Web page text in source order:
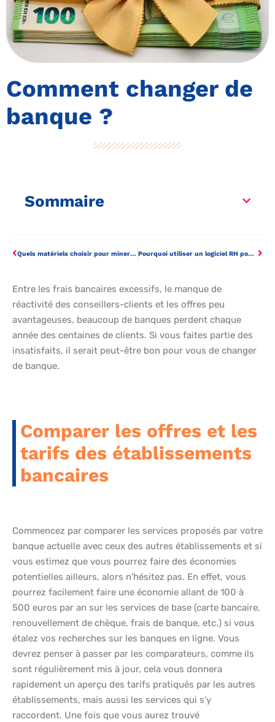
Comment changer de
banque ?
Sommaire
Quels matériels choisir pour miner les cryptomonnaies ? Pourquoi utiliser un logiciel RH pour éditer les bulletins de paie ?
Entre les frais bancaires excessifs, le manque de
réactivité des conseillers-clients et les offres peu
avantageuses, beaucoup de banques perdent chaque
année des centaines de clients. Si vous faites partie des
insatisfaits, il serait peut-être bon pour vous de changer
de banque.
Comparer les offres et les
tarifs des établissements
bancaires
Commencez par comparer les services proposés par votre
banque actuelle avec ceux des autres établissements et si
vous estimez que vous pourrez faire des économies
potentielles ailleurs, alors n’hésitez pas. En effet, vous
pourrez facilement faire une économie allant de 100 à
500 euros par an sur les services de base (carte bancaire,
renouvellement de chèque, frais de banque, etc.) si vous
étalez vos recherches sur les banques en ligne. Vous
devrez penser à passer par les comparateurs, comme ils
sont régulièrement mis à jour, cela vous donnera
rapidement un aperçu des tarifs pratiqués par les autres
établissements, mais aussi les services qui s’y
raccordent. Une fois que vous aurez trouvé